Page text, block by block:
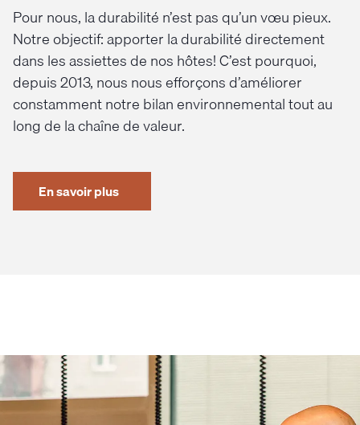
Pour nous, la durabilité n’est pas qu’un vœu pieux.
Notre objectif: apporter la durabilité directement
dans les assiettes de nos hôtes! C’est pourquoi,
depuis 2013, nous nous efforçons d’améliorer
constamment notre bilan environnemental tout au
long de la chaîne de valeur.
En savoir plus